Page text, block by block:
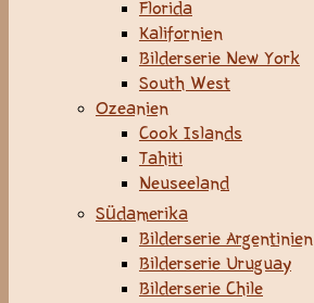
Florida
Kalifornien
Bilderserie New York
South West
Ozeanien
Cook Islands
Tahiti
Neuseeland
Südamerika
Bilderserie Argentinien
Bilderserie Uruguay
Bilderserie Chile